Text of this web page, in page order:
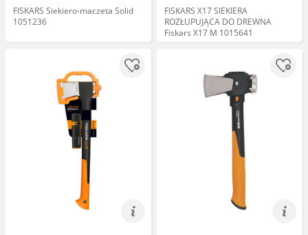
FISKARS Siekiero-maczeta Solid
1051236
FISKARS X17 SIEKIERA
ROZŁUPUJĄCA DO DREWNA
Fiskars X17 M 1015641